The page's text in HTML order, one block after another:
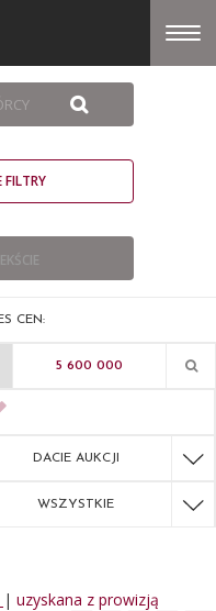
FILTRY
CEN:
DACIE AUKCJI
WSZYSTKIE
| uzyskana z prowizją